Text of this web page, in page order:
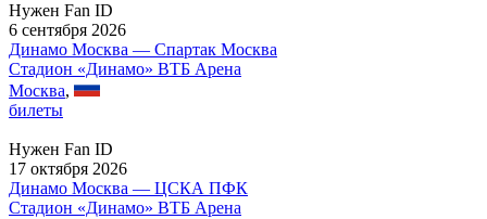
Нужен Fan ID
6 сентября 2026
Динамо Москва — Спартак Москва
Стадион «Динамо» ВТБ Арена
Москва,
билеты
Нужен Fan ID
17 октября 2026
Динамо Москва — ЦСКА ПФК
Стадион «Динамо» ВТБ Арена